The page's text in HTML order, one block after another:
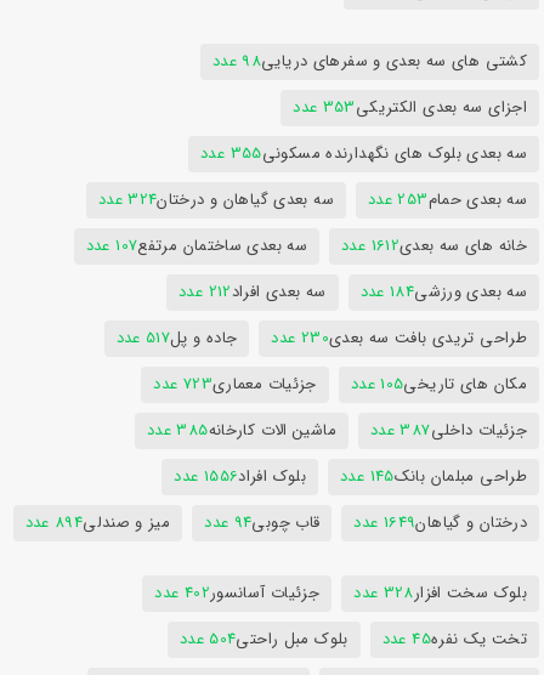
کشتی های سه بعدی و سفرهای دریایی98 عدد
اجزای سه بعدی الکتریکی353 عدد
سه بعدی بلوک های نگهدارنده مسکونی355 عدد
سه بعدی حمام253 عدد سه بعدی گیاهان و درختان324 عدد
خانه های سه بعدی1612 عدد سه بعدی ساختمان مرتفع107 عدد
سه بعدی ورزشی184 عدد سه بعدی افراد212 عدد
طراحی تریدی بافت سه بعدی230 عدد جاده و پل517 عدد
مکان های تاریخی105 عدد جزئیات معماری723 عدد
جزئیات داخلی387 عدد ماشین الات کارخانه385 عدد
طراحی مبلمان بانک145 عدد بلوک افراد1556 عدد
درختان و گیاهان1649 عدد قاب چوبی94 عدد میز و صندلی894 عدد
بلوک سخت افزار328 عدد جزئیات آسانسور402 عدد
تخت یک نفره45 عدد بلوک مبل راحتی504 عدد